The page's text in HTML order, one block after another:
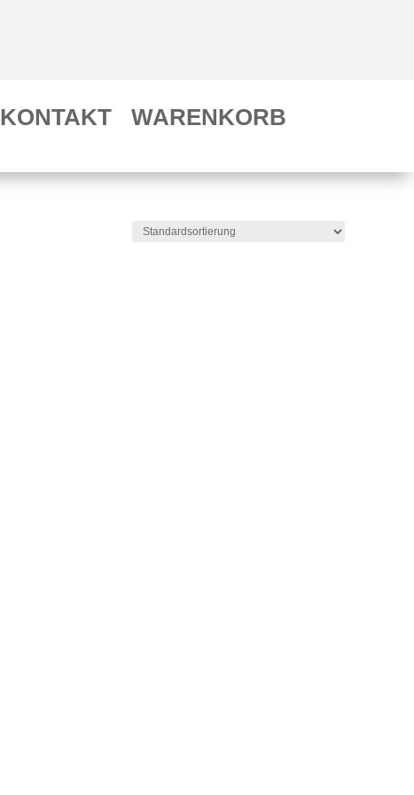
KONTAKT WARENKORB